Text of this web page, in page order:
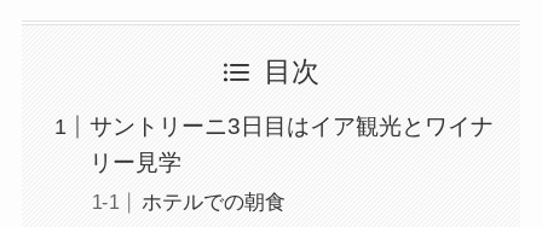
目次
サントリーニ3日目はイア観光とワイナ
リー見学
ホテルでの朝食